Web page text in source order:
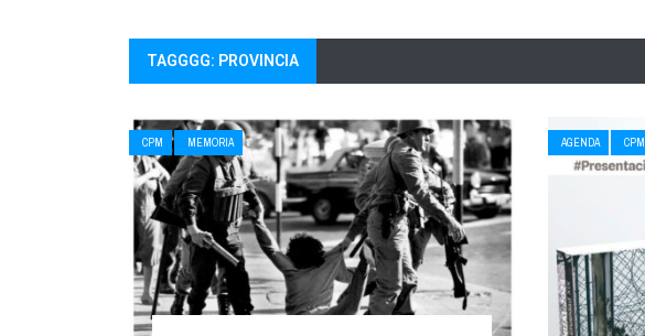
TAGGGG: PROVINCIA
CPM MEMORIA AGENDA CPM